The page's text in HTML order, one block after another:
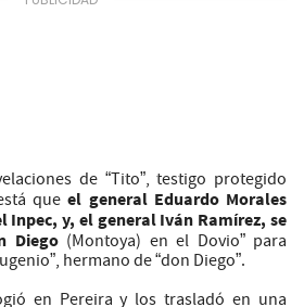
de “Tito”, testigo protegido
queel general Eduardo Morales
Inpec, y, el general Iván Ramírez, se
Diego (Montoya) en el Dovio” para
hermano de “don Diego”.
en Pereira y los trasladó en una